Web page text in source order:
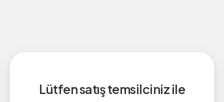
Lütfen satış temsilciniz ile